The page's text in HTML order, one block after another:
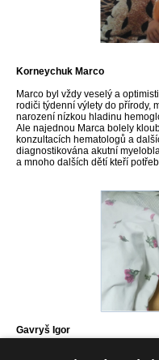
Korneychuk Marco
Marco byl vždy veselý a
rodiči týdenní výlety do přírody,
narození nízkou hladinu
Ale najednou Marca bolely
konzultacích hematologů a
diagnostikována akutní
a mnoho dalších dětí kteří
Gavryš Igor